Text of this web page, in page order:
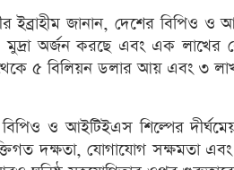
ইব্রাহীম জানান, দেশের বিপিও ও
মুদ্রা অর্জন করছে এবং এক লাখের
৫ বিলিয়ন ডলার আয় এবং ৩ লাখ
ও আইটিইএস শিল্পের
দক্ষতা, যোগাযোগ সক্ষমতা এবং